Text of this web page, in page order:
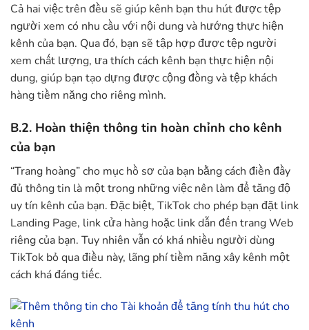
Cả hai việc trên đều sẽ giúp kênh bạn thu hút được tệp
người xem có nhu cầu với nội dung và hướng thực hiện
kênh của bạn. Qua đó, bạn sẽ tập hợp được tệp người
xem chất lượng, ưa thích cách kênh bạn thực hiện nội
dung, giúp bạn tạo dựng được cộng đồng và tệp khách
hàng tiềm năng cho riêng mình.
B.2. Hoàn thiện thông tin hoàn chỉnh cho kênh
của bạn
“Trang hoàng” cho mục hồ sơ của bạn bằng cách điền đầy
đủ thông tin là một trong những việc nên làm để tăng độ
uy tín kênh của bạn. Đặc biệt, TikTok cho phép bạn đặt link
Landing Page, link cửa hàng hoặc link dẫn đến trang Web
riêng của bạn. Tuy nhiên vẫn có khá nhiều người dùng
TikTok bỏ qua điều này, lãng phí tiềm năng xây kênh một
cách khá đáng tiếc.